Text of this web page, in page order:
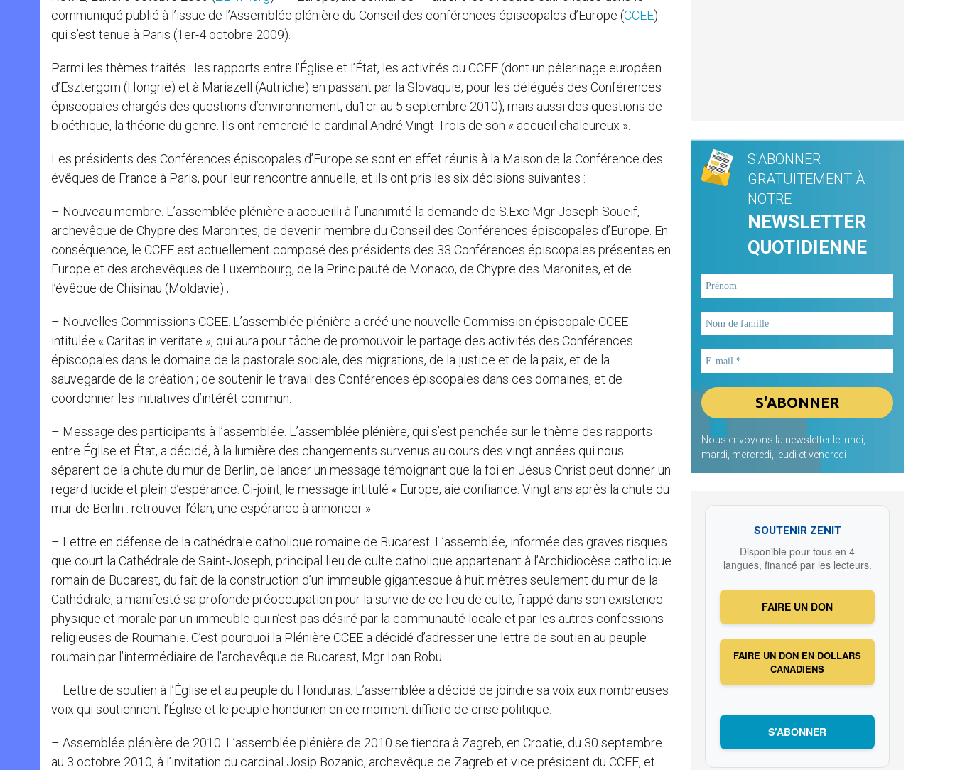
communiqué publié à l’issue de l’Assemblée plénière du Conseil des conférences épiscopales d’Europe (CCEE)
qui s’est tenue à Paris (1er-4 octobre 2009).
Parmi les thèmes traités : les rapports entre l’Église et l’État, les activités du CCEE (dont un pèlerinage européen
d’Esztergom (Hongrie) et à Mariazell (Autriche) en passant par la Slovaquie, pour les délégués des Conférences
épiscopales chargés des questions d’environnement, du1er au 5 septembre 2010), mais aussi des questions de
bioéthique, la théorie du genre. Ils ont remercié le cardinal André Vingt-Trois de son « accueil chaleureux ».
Les présidents des Conférences épiscopales d’Europe se sont en effet réunis à la Maison de la Conférence des
évêques de France à Paris, pour leur rencontre annuelle, et ils ont pris les six décisions suivantes :
– Nouveau membre. L’assemblée plénière a accueilli à l’unanimité la demande de S.Exc Mgr Joseph Soueif,
archevêque de Chypre des Maronites, de devenir membre du Conseil des Conférences épiscopales d’Europe. En
conséquence, le CCEE est actuellement composé des présidents des 33 Conférences épiscopales présentes en
Europe et des archevêques de Luxembourg, de la Principauté de Monaco, de Chypre des Maronites, et de
l’évêque de Chisinau (Moldavie) ;
– Nouvelles Commissions CCEE. L’assemblée plénière a créé une nouvelle Commission épiscopale CCEE
intitulée « Caritas in veritate », qui aura pour tâche de promouvoir le partage des activités des Conférences
épiscopales dans le domaine de la pastorale sociale, des migrations, de la justice et de la paix, et de la
sauvegarde de la création ; de soutenir le travail des Conférences épiscopales dans ces domaines, et de
coordonner les initiatives d’intérêt commun.
– Message des participants à l’assemblée. L’assemblée plénière, qui s’est penchée sur le thème des rapports
entre Église et État, a décidé, à la lumière des changements survenus au cours des vingt années qui nous
séparent de la chute du mur de Berlin, de lancer un message témoignant que la foi en Jésus Christ peut donner un
regard lucide et plein d’espérance. Ci-joint, le message intitulé « Europe, aie confiance. Vingt ans après la chute du
mur de Berlin : retrouver l’élan, une espérance à annoncer ».
– Lettre en défense de la cathédrale catholique romaine de Bucarest. L’assemblée, informée des graves risques
que court la Cathédrale de Saint-Joseph, principal lieu de culte catholique appartenant à l’Archidiocèse catholique
romain de Bucarest, du fait de la construction d’un immeuble gigantesque à huit mètres seulement du mur de la
Cathédrale, a manifesté sa profonde préoccupation pour la survie de ce lieu de culte, frappé dans son existence
physique et morale par un immeuble qui n’est pas désiré par la communauté locale et par les autres confessions
religieuses de Roumanie. C’est pourquoi la Plénière CCEE a décidé d’adresser une lettre de soutien au peuple
roumain par l’intermédiaire de l’archevêque de Bucarest, Mgr Ioan Robu.
– Lettre de soutien à l’Église et au peuple du Honduras. L’assemblée a décidé de joindre sa voix aux nombreuses
voix qui soutiennent l’Église et le peuple hondurien en ce moment difficile de crise politique.
– Assemblée plénière de 2010. L’assemblée plénière de 2010 se tiendra à Zagreb, en Croatie, du 30 septembre
au 3 octobre 2010, à l’invitation du cardinal Josip Bozanic, archevêque de Zagreb et vice président du CCEE, et
S'ABONNER
GRATUITEMENT À
NOTRE
NEWSLETTER
QUOTIDIENNE
Nous envoyons la newsletter le lundi,
mardi, mercredi, jeudi et vendredi
SOUTENIR ZENIT
Disponible pour tous en 4
langues, financé par les lecteurs.
FAIRE UN DON
FAIRE UN DON EN DOLLARS
CANADIENS
S’ABONNER